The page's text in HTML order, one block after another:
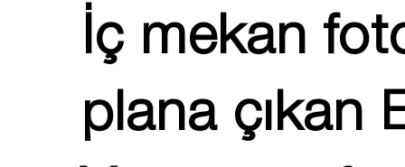
İç mekan
plana çıkan